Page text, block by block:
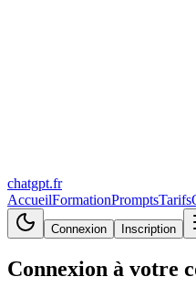
chatgpt.fr
AccueilFormationPromptsTarifs
Connexion Inscription
Connexion à votre